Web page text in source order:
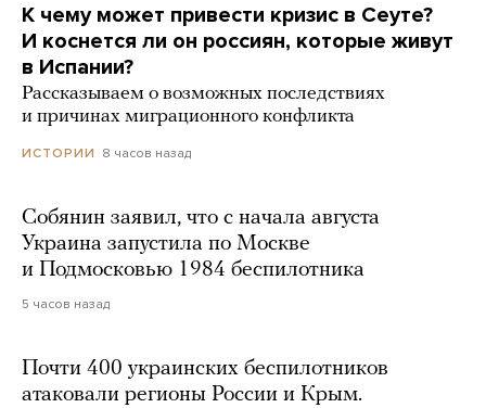
К чему может привести кризис в Сеуте?
И коснется ли он россиян, которые живут
в Испании?
Рассказываем о возможных последствиях
и причинах миграционного конфликта
ИСТОРИИ 8 часов назад
Собянин заявил, что с начала августа
Украина запустила по Москве
и Подмосковью 1984 беспилотника
5 часов назад
Почти 400 украинских беспилотников
атаковали регионы России и Крым.